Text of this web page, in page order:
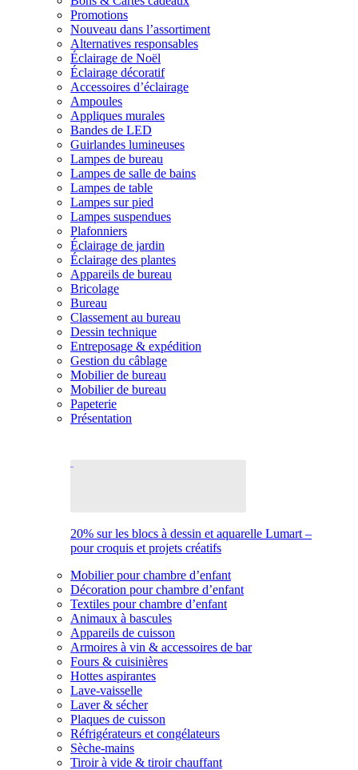
Promotions
Nouveau dans l’assortiment
Alternatives responsables
Éclairage de Noël
Éclairage décoratif
Accessoires d’éclairage
Ampoules
Appliques murales
Bandes de LED
Guirlandes lumineuses
Lampes de bureau
Lampes de salle de bains
Lampes de table
Lampes sur pied
Lampes suspendues
Plafonniers
Éclairage de jardin
Éclairage des plantes
Appareils de bureau
Bricolage
Bureau
Classement au bureau
Dessin technique
Entreposage & expédition
Gestion du câblage
Mobilier de bureau
Mobilier de bureau
Papeterie
Présentation
20% sur les blocs à dessin et aquarelle Lumart –
pour croquis et projets créatifs
Mobilier pour chambre d’enfant
Décoration pour chambre d’enfant
Textiles pour chambre d’enfant
Animaux à bascules
Appareils de cuisson
Armoires à vin & accessoires de bar
Fours & cuisinières
Hottes aspirantes
Lave-vaisselle
Laver & sécher
Plaques de cuisson
Réfrigérateurs et congélateurs
Sèche-mains
Tiroir à vide & tiroir chauffant